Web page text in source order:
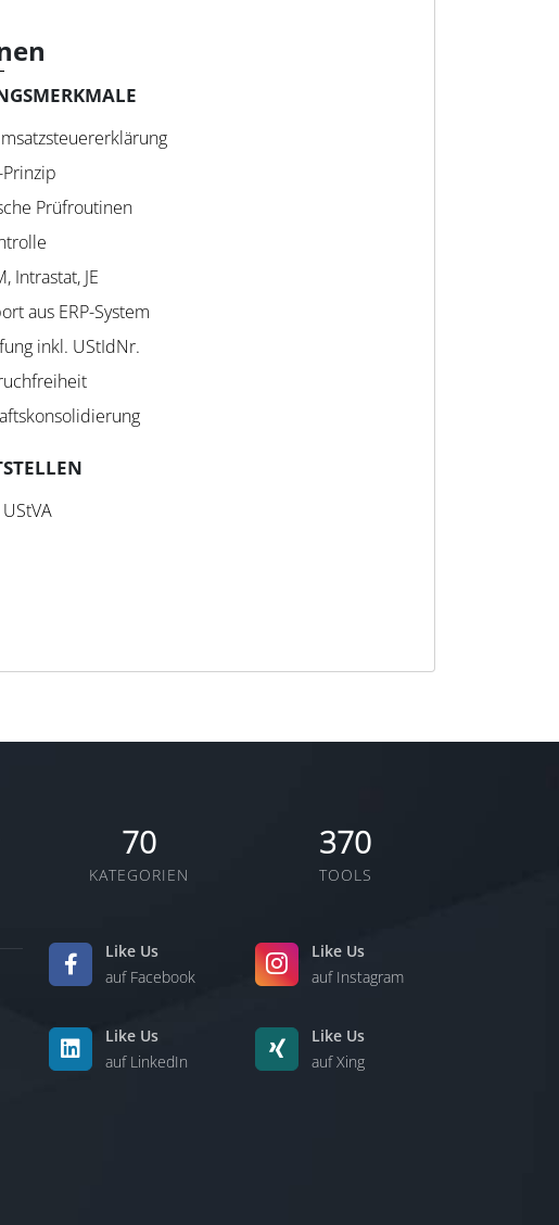
Prüfroutinen
Intrastat, JE
aus ERP-System
inkl. UStIdNr.
70
KATEGORIEN
370
TOOLS
Like Us
auf Facebook
Like Us
auf Instagram
Like Us
auf LinkedIn
Like Us
auf Xing